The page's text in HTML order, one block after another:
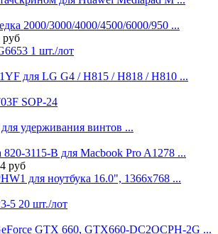
2000/3000/4000/4500/6000/950 ...
руб
1 шт./лот
для LG G4 / H815 / H818 / H810 ...
SOP-24
удерживания винтов ...
820-3115-B для Macbook Pro A1278 ...
руб
для ноутбука 16.0", 1366x768 ...
5 20 шт./лот
GTX 660, GTX660-DC2OCPH-2G ...